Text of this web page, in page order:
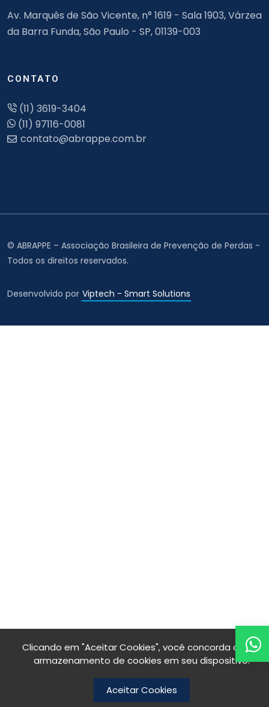
Clicando em "Aceitar Cookies", você concorda com o
armazenamento de cookies em seu dispositivo.
Aceitar Cookies
Av. Marquês de São Vicente, n° 1619 - Sala 1903, Várzea
da Barra Funda, São Paulo - SP, 01139-003
CONTATO
(11) 3619-3404
(11) 97116-0081
© ABRAPPE – Associação Brasileira de Prevenção de Perdas -
Todos os direitos reservados.
Desenvolvido por Viptech - Smart Solutions